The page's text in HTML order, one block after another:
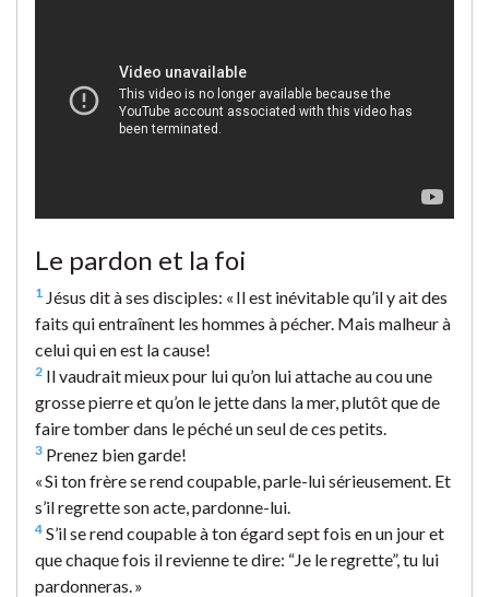
Le pardon et la foi
1 Jésus dit à ses disciples: « Il est inévitable qu’il y ait des
faits qui entraînent les hommes à pécher. Mais malheur à
celui qui en est la cause!
2 Il vaudrait mieux pour lui qu’on lui attache au cou une
grosse pierre et qu’on le jette dans la mer, plutôt que de
faire tomber dans le péché un seul de ces petits.
3 Prenez bien garde!
« Si ton frère se rend coupable, parle-lui sérieusement. Et
s’il regrette son acte, pardonne-lui.
4 S’il se rend coupable à ton égard sept fois en un jour et
que chaque fois il revienne te dire: “Je le regrette”, tu lui
pardonneras. »